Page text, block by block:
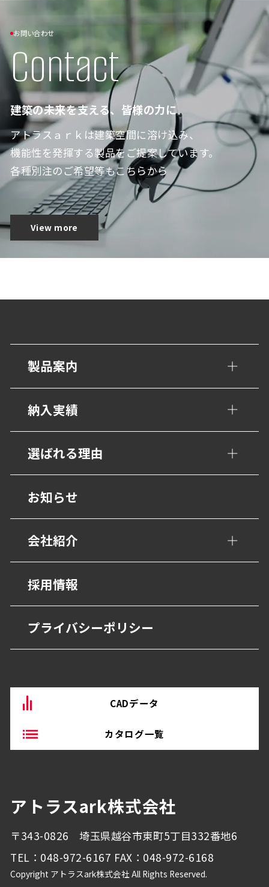
お問い合わせ
Contact
建築の未来を支える、皆様の力に
アトラスａｒｋは建築空間に溶け込み、
機能性を発揮する製品をご提案しています。
各種別注のご希望等もこちらから
View more
製品案内
手すり・壁面ガード
トイレ/介護補助手すり
衝撃吸収材・保護材
階段ノンスリップ
歩行用誘導鋲・点字鋲
避難・誘導
グレーチング・側溝
抗菌・抗ウイルス技術
BEP・ステンレス仕上げ
納入実績
公共・文化施設
学校・教育施設
幼保・子育て施設
医療施設
福祉・高齢者施設
宿泊・観光施設
商業・オフィス施設
物流・産業施設
選ばれる理由
設計事務所の皆様へ
お知らせ
会社紹介
会社概要
営業所
沿革
採用情報
プライバシーポリシー
CADデータ
カタログ一覧
アトラスark株式会社
〒343-0826 埼玉県越谷市東町5丁目332番地6
TEL：048-972-6167 FAX：048-972-6168
Copyright アトラスark株式会社 All Rights Reserved.